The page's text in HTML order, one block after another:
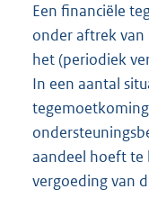
Een financiële
onder aftrek
het (periodiek
In een aantal
aandeel hoeft te
vergoeding van